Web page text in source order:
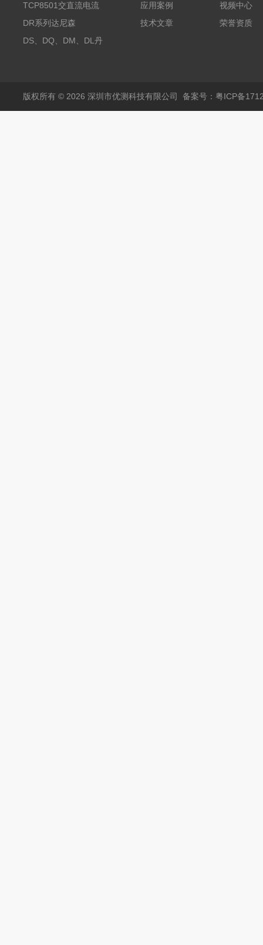
探头500A
TCP8501交直流电流
探头500A
DR系列达尼森
Danisense高精度电流
DS、DQ、DM、DL丹
应用案例
技术文章
视频中心
荣誉资质
版权所有 © 2026 深圳市优测科技有限公司 备案号：粤ICP备